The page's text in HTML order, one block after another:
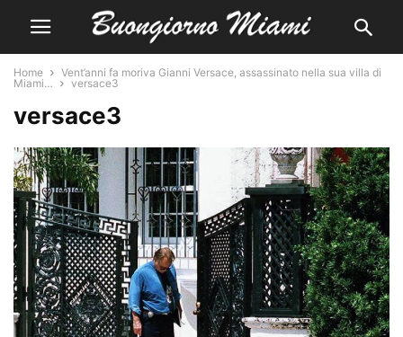
Home
Vent’anni fa moriva Gianni Versace, assassinato nella sua villa di
Miami…
versace3
versace3